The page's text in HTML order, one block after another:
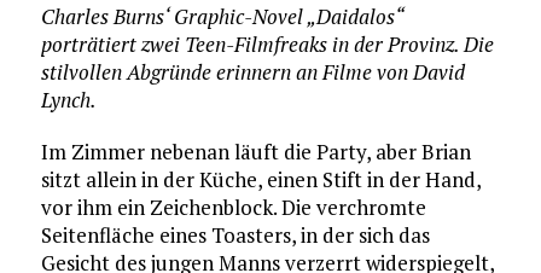
Charles Burns‘ Graphic-Novel „Daidalos“
porträtiert zwei Teen-Filmfreaks in der Provinz. Die
stilvollen Abgründe erinnern an Filme von David
Lynch.
Im Zimmer nebenan läuft die Party, aber Brian
sitzt allein in der Küche, einen Stift in der Hand,
vor ihm ein Zeichenblock. Die verchromte
Seitenfläche eines Toasters, in der sich das
Gesicht des jungen Manns verzerrt widerspiegelt,